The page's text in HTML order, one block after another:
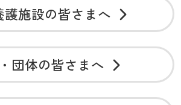
護施設の皆さまへ
団体の皆さまへ